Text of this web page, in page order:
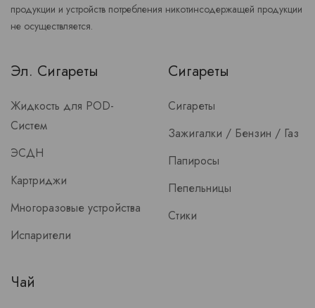
продукции и устройств потребления никотинсодержащей продукции
не осуществляется.
Эл. Сигареты
Жидкость для POD-
Систем
ЭСДН
Картриджи
Многоразовые устройства
Испарители
Сигареты
Сигареты
Зажигалки / Бензин / Газ
Папиросы
Пепельницы
Стики
Чай